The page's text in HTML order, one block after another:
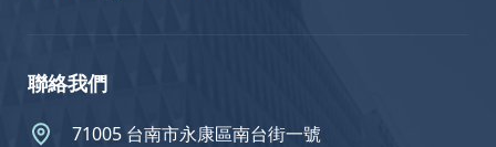
聯絡我們
71005 台南市永康區南台街一號